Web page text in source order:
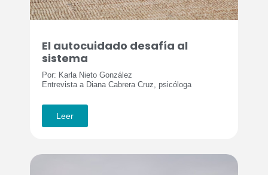
El autocuidado desafía al
sistema
Por: Karla Nieto González
Entrevista a Diana Cabrera Cruz, psicóloga
Leer